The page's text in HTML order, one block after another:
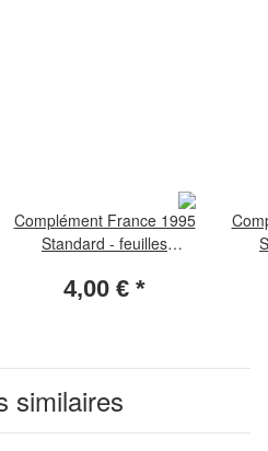
Complément France 1995
Standard - feuilles
4,00 € *
similaires